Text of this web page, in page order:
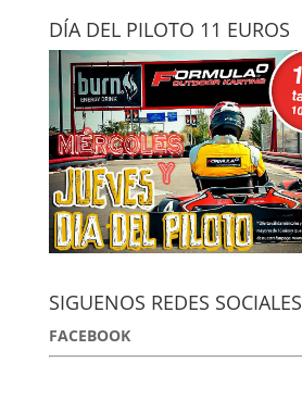
DÍA DEL PILOTO 11 EUROS
SIGUENOS REDES SOCIALES
FACEBOOK